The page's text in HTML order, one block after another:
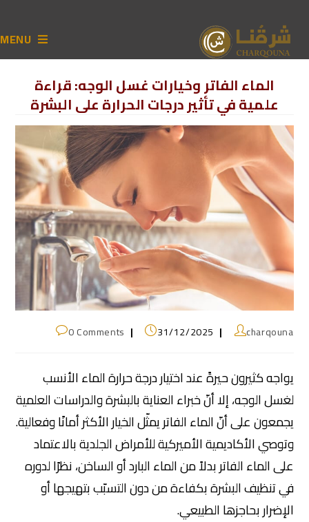
MENU
الماء الفاتر وخيارات غسل الوجه: قراءة
علمية في تأثير درجات الحرارة على البشرة
charqouna
31/12/2025
0 Comments
يواجه كثيرون حيرةً عند اختيار درجة حرارة الماء الأنسب
لغسل الوجه، إلا أنّ خبراء العناية بالبشرة والدراسات العلمية
يجمعون على أنّ الماء الفاتر يمثّل الخيار الأكثر أمانًا وفعالية.
وتوصي الأكاديمية الأميركية للأمراض الجلدية بالاعتماد
على الماء الفاتر بدلاً من الماء البارد أو الساخن، نظرًا لدوره
في تنظيف البشرة بكفاءة من دون التسبّب بتهيجها أو
الإضرار بحاجزها الطبيعي.